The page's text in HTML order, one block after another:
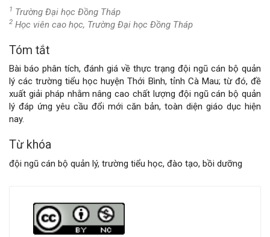
1 Trường Đại học Đồng Tháp
2 Học viên cao học, Trường Đại học Đồng Tháp
Nội
dung
chính
bài
Tóm tắt
Bài báo phân tích, đánh giá về thực trạng đội ngũ cán bộ quản
lý các trường tiểu học huyện Thới Bình, tỉnh Cà Mau; từ đó, đề
xuất giải pháp nhằm nâng cao chất lượng đội ngũ cán bộ quản
lý đáp ứng yêu cầu đổi mới căn bản, toàn diện giáo dục hiện
nay.
Từ khóa
đội ngũ cán bộ quản lý, trường tiểu học, đào tạo, bồi dưỡng